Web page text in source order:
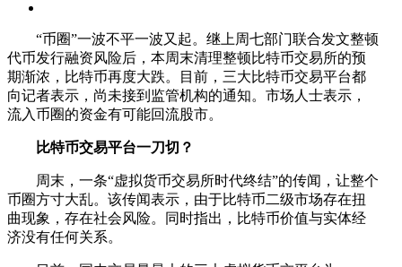
“币圈”一波不平一波又起。继上周七部门联合发文整顿
代币发行融资风险后，本周末清理整顿比特币交易所的预
期渐浓，比特币再度大跌。目前，三大比特币交易平台都
向记者表示，尚未接到监管机构的通知。市场人士表示，
流入币圈的资金有可能回流股市。
比特币交易平台一刀切？
周末，一条“虚拟货币交易所时代终结”的传闻，让整个
币圈方寸大乱。该传闻表示，由于比特币二级市场存在扭
曲现象，存在社会风险。同时指出，比特币价值与实体经
济没有任何关系。